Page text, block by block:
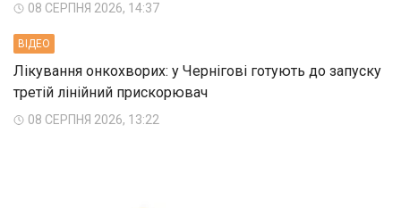
08 СЕРПНЯ 2026, 14:37
ВIДЕО
Лікування онкохворих: у Чернігові готують до запуску
третій лінійний прискорювач
08 СЕРПНЯ 2026, 13:22